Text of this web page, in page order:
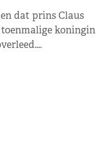
dat prins Claus
toenmalige koningin